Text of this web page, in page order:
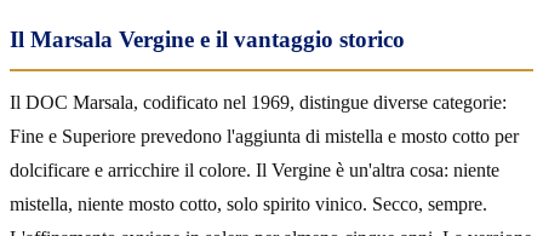
Il Marsala Vergine e il vantaggio storico
Il DOC Marsala, codificato nel 1969, distingue diverse categorie:
Fine e Superiore prevedono l'aggiunta di mistella e mosto cotto per
dolcificare e arricchire il colore. Il Vergine è un'altra cosa: niente
mistella, niente mosto cotto, solo spirito vinico. Secco, sempre.